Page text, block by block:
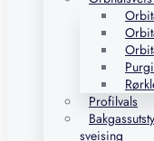
Profilvals
sveising